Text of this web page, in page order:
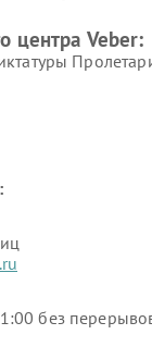
центра Veber:
без